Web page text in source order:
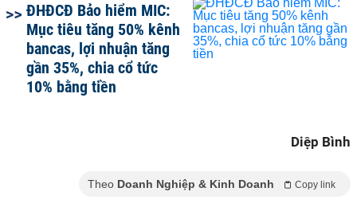
ĐHĐCĐ Bảo hiểm MIC:
Mục tiêu tăng 50% kênh
bancas, lợi nhuận tăng
gần 35%, chia cổ tức
10% bằng tiền
Diệp Bình
Theo Doanh Nghiệp & Kinh Doanh Copy link